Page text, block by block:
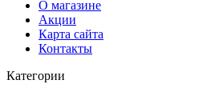
О магазине
Акции
Карта сайта
Контакты
Категории